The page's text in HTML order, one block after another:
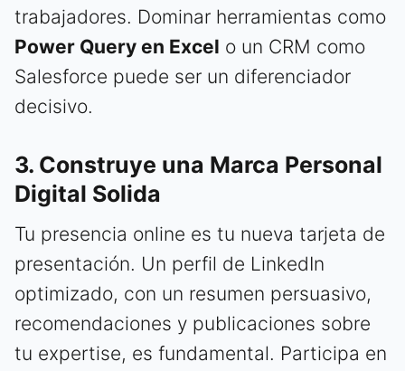
trabajadores. Dominar herramientas como
Power Query en Excel o un CRM como
Salesforce puede ser un diferenciador
decisivo.
3. Construye una Marca Personal
Digital Solida
Tu presencia online es tu nueva tarjeta de
presentación. Un perfil de LinkedIn
optimizado, con un resumen persuasivo,
recomendaciones y publicaciones sobre
tu expertise, es fundamental. Participa en